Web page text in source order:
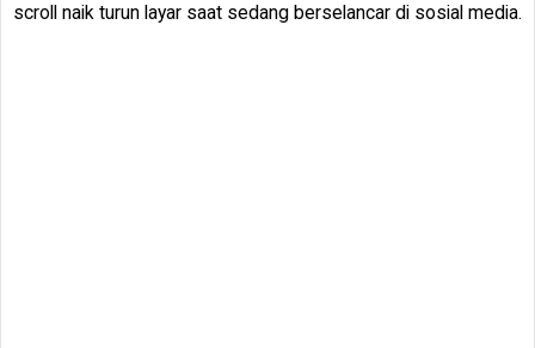
scroll naik turun layar saat sedang berselancar di sosial media.